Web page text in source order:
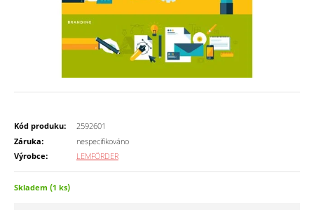
Kód produku:
2592601
Záruka:
nespecifikováno
Výrobce:
LEMFÖRDER
Skladem (1 ks)